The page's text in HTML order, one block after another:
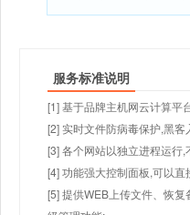
服务标准说明
[1] 基于品牌主机网云计算平
[2] 实时文件防病毒保护,黑
[3] 各个网站以独立进程运行
[4] 功能强大控制面板,可以
[5] 提供WEB上传文件、恢